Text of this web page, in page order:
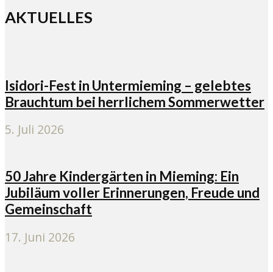
AKTUELLES
Isidori-Fest in Untermieming – gelebtes
Brauchtum bei herrlichem Sommerwetter
5. Juli 2026
50 Jahre Kindergärten in Mieming: Ein
Jubiläum voller Erinnerungen, Freude und
Gemeinschaft
17. Juni 2026